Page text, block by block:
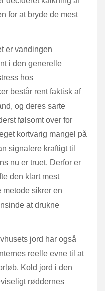
for at bryde de mest
er vandingen
i den generelle
hos
består rent faktisk af
og deres sarte
følsomt over for
kortvarig mangel på
signalere kraftigt til
nu er truet. Derfor er
den klart mest
sikrer en
at drukne
jord har også
reelle evne til at
Kold jord i den
røddernes